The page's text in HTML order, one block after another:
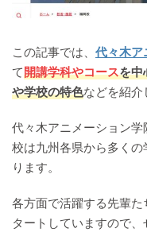
この記事では、 代々木ア
て開講学科やコースを中
や学校の特色などを紹介
代々木アニメーション
校は九州各県から多く
ります。
各方面で活躍する先輩
タートしていますので